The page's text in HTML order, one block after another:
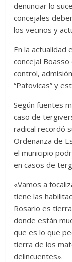
denunciar lo
concejales
los vecinos y
En la actualidad
concejal
control,
“Patovicas” y
Según fuentes
caso de
radical recordó
Ordenanza de
el municipio
en casos de
«Vamos a
tiene las
Rosario es
donde están
que es lo que
tierra de los
delincuentes».